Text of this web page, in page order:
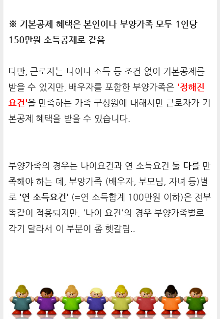
※ 기본공제 혜택은 본인이나 부양가족 모두 1인당
150만원 소득공제로 같음
다만, 근로자는 나이나 소득 등 조건 없이 기본공제를
받을 수 있지만, 배우자를 포함한 부양가족은 '정해진
요건'을 만족하는 가족 구성원에 대해서만 근로자가 기
본공제 혜택을 받을 수 있습니다.
부양가족의 경우는 나이요건과 연 소득요건 둘 다를만
족해야 하는 데, 부양가족 (배우자, 부모님, 자녀 등)별
로 '연 소득요건' (=연 소득합계 100만원 이하)은 전부
똑같이 적용되지만, '나이 요건'의 경우 부양가족별로
각기 달라서 이 부분이 좀 헷갈림..